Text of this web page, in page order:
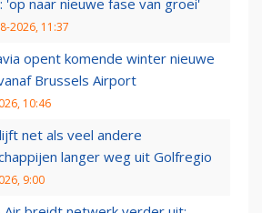
'op naar nieuwe fase van groei'
2026, 11:37
opent komende winter nieuwe
Brussels Airport
10:46
net als veel andere
langer weg uit Golfregio
9:00